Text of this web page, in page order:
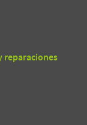
reparaciones